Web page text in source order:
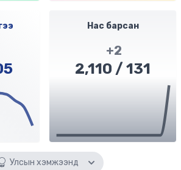
Нас барсан
+2
2,110 / 131
Улсын хэмжээнд